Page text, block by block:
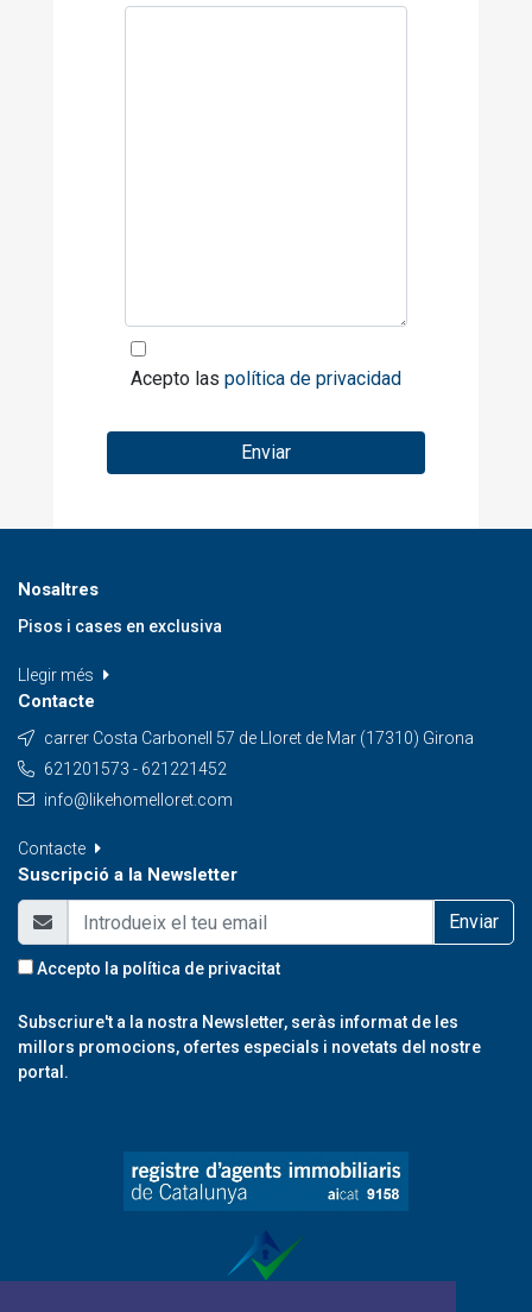
Acepto las política de privacidad
Enviar
Nosaltres
Pisos i cases en exclusiva
Llegir més
Contacte
carrer Costa Carbonell 57 de Lloret de Mar (17310) Girona
621201573 - 621221452
info@likehomelloret.com
Contacte
Suscripció a la Newsletter
Enviar
Accepto la política de privacitat
Subscriure't a la nostra Newsletter, seràs informat de les
millors promocions, ofertes especials i novetats del nostre
portal.